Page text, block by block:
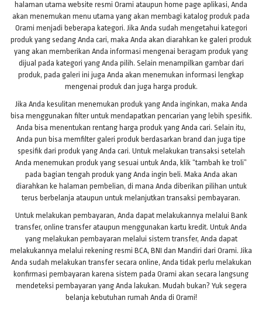
halaman utama website resmi Orami ataupun home page aplikasi, Anda
akan menemukan menu utama yang akan membagi katalog produk pada
Orami menjadi beberapa kategori. Jika Anda sudah mengetahui kategori
produk yang sedang Anda cari, maka Anda akan diarahkan ke galeri produk
yang akan memberikan Anda informasi mengenai beragam produk yang
dijual pada kategori yang Anda pilih. Selain menampilkan gambar dari
produk, pada galeri ini juga Anda akan menemukan informasi lengkap
mengenai produk dan juga harga produk.
Jika Anda kesulitan menemukan produk yang Anda inginkan, maka Anda
bisa menggunakan filter untuk mendapatkan pencarian yang lebih spesifik.
Anda bisa menentukan rentang harga produk yang Anda cari. Selain itu,
Anda pun bisa memfilter galeri produk berdasarkan brand dan juga tipe
spesifik dari produk yang Anda cari. Untuk melakukan transaksi setelah
Anda menemukan produk yang sesuai untuk Anda, klik “tambah ke troli”
pada bagian tengah produk yang Anda ingin beli. Maka Anda akan
diarahkan ke halaman pembelian, di mana Anda diberikan pilihan untuk
terus berbelanja ataupun untuk melanjutkan transaksi pembayaran.
Untuk melakukan pembayaran, Anda dapat melakukannya melalui Bank
transfer, online transfer ataupun menggunakan kartu kredit. Untuk Anda
yang melakukan pembayaran melalui sistem transfer, Anda dapat
melakukannya melalui rekening resmi BCA, BNI dan Mandiri dari Orami. Jika
Anda sudah melakukan transfer secara online, Anda tidak perlu melakukan
konfirmasi pembayaran karena sistem pada Orami akan secara langsung
mendeteksi pembayaran yang Anda lakukan. Mudah bukan? Yuk segera
belanja kebutuhan rumah Anda di Orami!